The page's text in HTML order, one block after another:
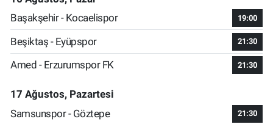
Başakşehir - Kocaelispor
19:00
Beşiktaş - Eyüpspor 21:30
Amed - Erzurumspor FK 21:30
17 Ağustos, Pazartesi
Samsunspor - Göztepe
21:30